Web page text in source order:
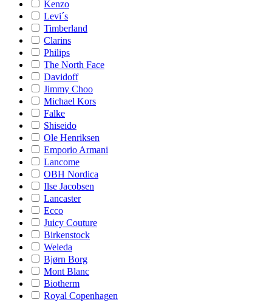
Kenzo
Levi´s
Timberland
Clarins
Philips
The North Face
Davidoff
Jimmy Choo
Michael Kors
Falke
Shiseido
Ole Henriksen
Emporio Armani
Lancome
OBH Nordica
Ilse Jacobsen
Lancaster
Ecco
Juicy Couture
Birkenstock
Weleda
Bjørn Borg
Mont Blanc
Biotherm
Royal Copenhagen